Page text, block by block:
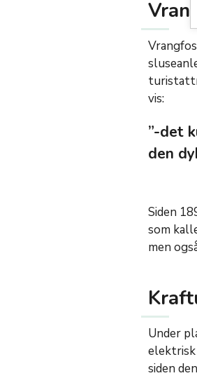
vis:
”-det
den
Siden
som
men
Under
elektrisk
siden